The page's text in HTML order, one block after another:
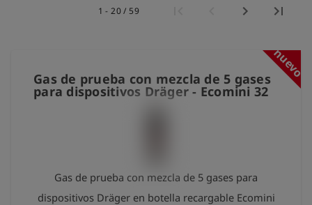
1 - 20 / 59
Gas de prueba con mezcla de 5 gases
para dispositivos Dräger - Ecomini 32
nuevo
Gas de prueba con mezcla de 5 gases para
dispositivos Dräger en botella recargable Ecomini